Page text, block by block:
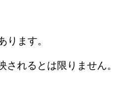
ります。
されるとは限りません。